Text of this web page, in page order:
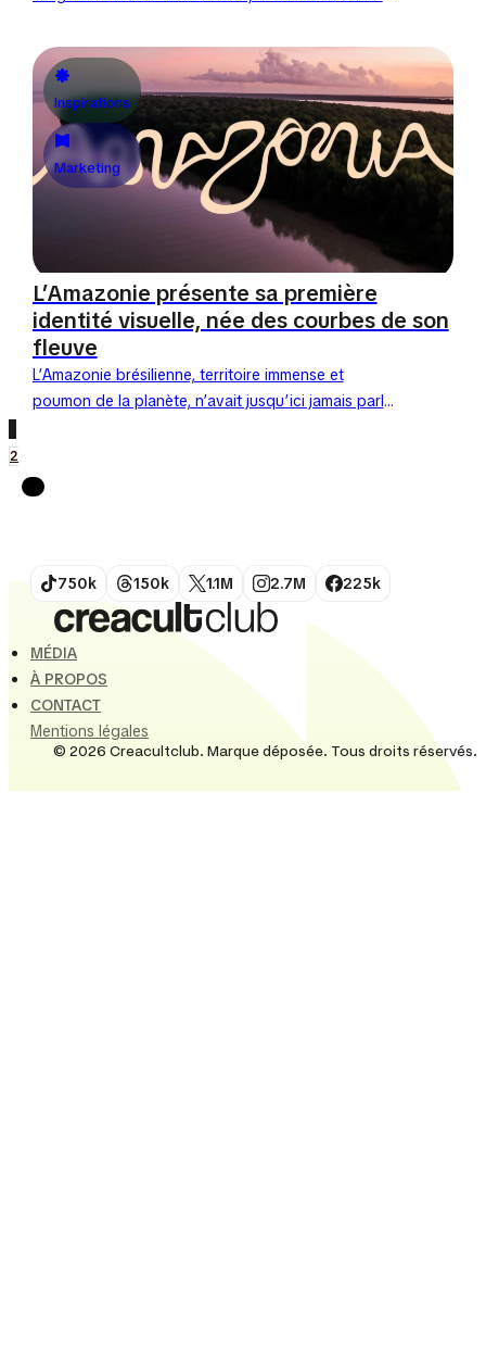
Inspirations
Marketing
L’Amazonie présente sa première
identité visuelle, née des courbes de son
fleuve
L’Amazonie brésilienne, territoire immense et
poumon de la planète, n’avait jusqu’ici jamais parlé
2
750k 150k 1.1M 2.7M 225k
MÉDIA
À PROPOS
CONTACT
Mentions légales
© 2026 Creacultclub. Marque déposée. Tous droits réservés.